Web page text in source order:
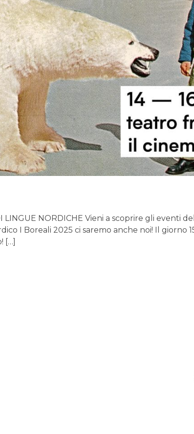
LINGUE NORDICHE Vieni a scoprire gli eventi
I Boreali 2025 ci saremo anche noi! Il giorno
[…]